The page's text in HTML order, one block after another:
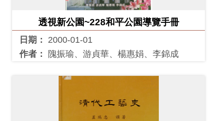
透視新公園~228和平公園導覽手冊
日期：
2000-01-01
作者：
隗振瑜、游貞華、楊惠娟、李錦成